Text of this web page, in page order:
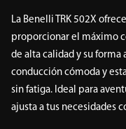
La Benelli TRK 502X
proporcionar el máximo
de alta calidad y su forma
conducción cómoda y
sin fatiga. Ideal para
ajusta a tus necesidades